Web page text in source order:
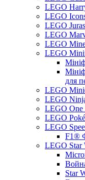
LEGO
LEGO
LEGO
LEGO
LEGO
LEGO
для
LEGO
LEGO
LEGO One
LEGO
LEGO
F1®
LEGO Star
Star